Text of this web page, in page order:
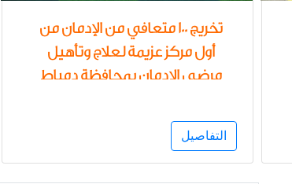
تخريج 100 متعافي من الإدمان من
أول مركز عزيمة لعلاج وتأهيل
مرضى الإدمان بمحافظة دمياط
كريمة " مدير صندوق مكافحة
الإدمان ونائب محافظ دمياط
التفاصيل